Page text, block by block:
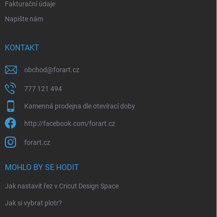
Fakturační údaje
Napište nám
KONTAKT
obchod@forart.cz
777 121 494
Kamenná prodejna dle otevírací doby
http://facebook.com/forart.cz
forart.cz
MOHLO BY SE HODIT
Jak nastavit řez v Cricut Design Space
Jak si vybrat plotr?